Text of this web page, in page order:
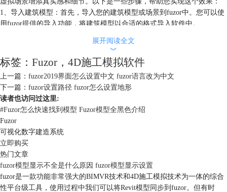
1、导入建筑模型：首先，导入您的建筑模型或场景到fuzor中。您可以使
用fuzor提供的导入功能，将建筑模型以合适的格式导入软件中。
展开阅读全文
︾
标签： Fuzor ， 4D施工模拟软件
上一篇： fuzor2019界面怎么设置中文 fuzor语言改为中文
下一篇： fuzor设置路径 fuzor怎么设置地形
读者也访问过这里:
#Fuzor怎么快速找到模型 Fuzor模型全黑色介绍
Fuzor
可视化数字建造系统
立即购买
热门文章
fuzor模型显示不全是什么原因 fuzor模型显示设置
fuzor是一款功能非常强大的BIMVR技术和4D施工模拟技术为一体的综合
性平台级工具，使用过程中我们可以将Revit模型同步到fuzor。但有时